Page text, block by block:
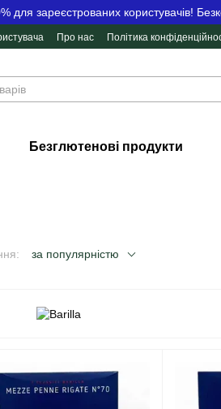
для зареєстрованих користувачів!
Про нас
Політика
Безглютенові продукти
за популярністю